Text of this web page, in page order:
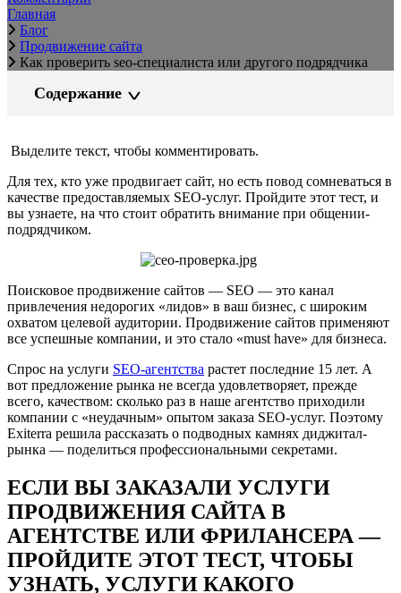
Главная
Блог
Продвижение сайта
Как проверить seo-специалиста или другого подрядчика
Содержание
Выделите текст, чтобы комментировать.
Для тех, кто уже продвигает сайт, но есть повод сомневаться в
качестве предоставляемых SEO-услуг. Пройдите этот тест, и
вы узнаете, на что стоит обратить внимание при общении-
подрядчиком.
Поисковое продвижение сайтов — SEO — это канал
привлечения недорогих «лидов» в ваш бизнес, с широким
охватом целевой аудитории. Продвижение сайтов применяют
все успешные компании, и это стало «must have» для бизнеса.
Спрос на услуги SEO-агентства растет последние 15 лет. А
вот предложение рынка не всегда удовлетворяет, прежде
всего, качеством: сколько раз в наше агентство приходили
компании c «неудачным» опытом заказа SEO-услуг. Поэтому
Exiterra решила рассказать о подводных камнях диджитал-
рынка — поделиться профессиональными секретами.
ЕСЛИ ВЫ ЗАКАЗАЛИ УСЛУГИ
ПРОДВИЖЕНИЯ САЙТА В
АГЕНТСТВЕ ИЛИ ФРИЛАНСЕРА —
ПРОЙДИТЕ ЭТОТ ТЕСТ, ЧТОБЫ
УЗНАТЬ, УСЛУГИ КАКОГО